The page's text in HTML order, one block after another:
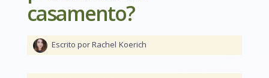
casamento?
Escrito por Rachel Koerich